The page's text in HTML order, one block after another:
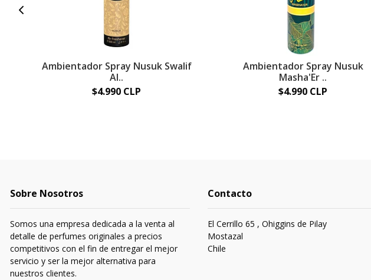
Ambientador Spray Nusuk Swalif
Al..
$4.990 CLP
Ambientador Spray Nusuk
Masha'Er ..
$4.990 CLP
Sobre Nosotros
Somos una empresa dedicada a la venta al
detalle de perfumes originales a precios
competitivos con el fin de entregar el mejor
servicio y ser la mejor alternativa para
nuestros clientes.
Contacto
El Cerrillo 65 , Ohiggins de Pilay
Mostazal
Chile